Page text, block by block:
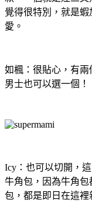
覺得很特別，就是蝦
愛。
如楓：很貼心，有兩
男士也可以選一個！
Icy：也可以切開，
牛角包，因為牛角
包，都是即日在這裡